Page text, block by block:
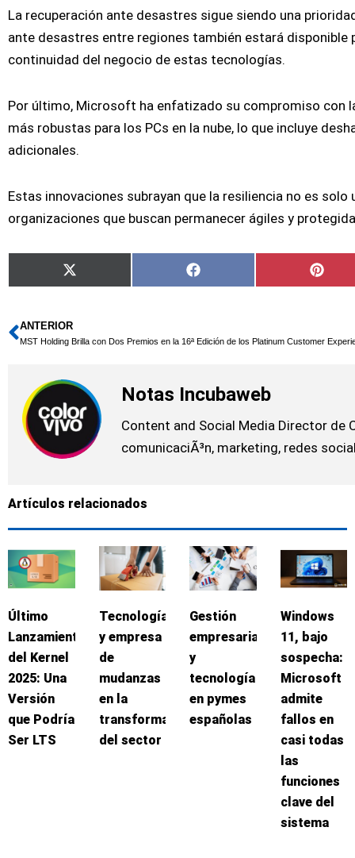
La recuperación ante desastres sigue siendo una
ante desastres entre regiones también estará disponible
continuidad del negocio de estas tecnologías.
Por último, Microsoft ha enfatizado su compromiso con
más robustas para los PCs en la nube, lo que incluye
adicionales.
Estas innovaciones subrayan que la resiliencia no es
organizaciones que buscan permanecer ágiles y
Compartir
en
X
(Twitter)
Compartir
en
Facebook
en
Ant
ANTERIOR
Notas Incubaweb
Content and Social Media Director de
comunicaciÃ³n, marketing, redes
Artículos relacionados
Último
Lanzamiento
del Kernel
2025: Una
Versión
que Podría
Ser LTS
Tecnología
y empresa
de
mudanzas
en la
transformación
del sector
Gestión
empresarial
y
tecnología
en pymes
españolas
Windows
11, bajo
sospecha:
Microsoft
admite
fallos en
casi todas
las
funciones
clave del
sistema